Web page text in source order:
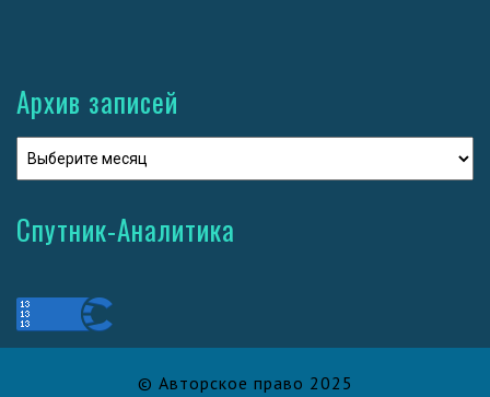
Архив записей
Спутник-Аналитика
© Авторское право 2025